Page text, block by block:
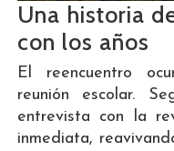
Una historia
con los años
El reencuentro
reunión escolar.
entrevista con la
inmediata,